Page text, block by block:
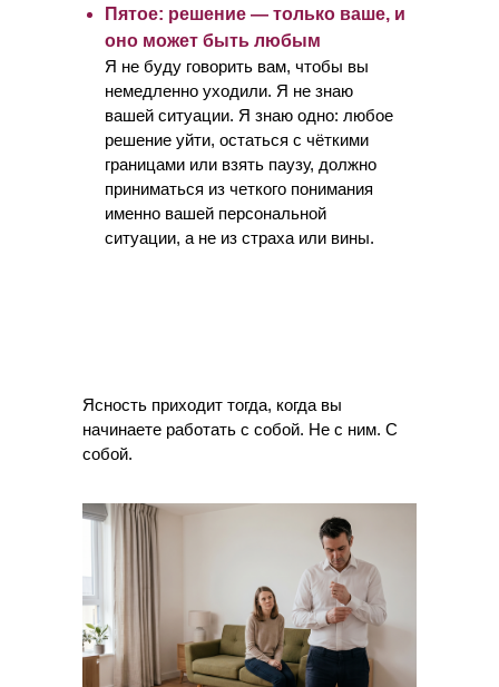
Пятое: решение — только ваше, и
оно может быть любым
Я не буду говорить вам, чтобы вы
немедленно уходили. Я не знаю
вашей ситуации. Я знаю одно: любое
решение уйти, остаться с чёткими
границами или взять паузу, должно
приниматься из четкого понимания
именно вашей персональной
ситуации, а не из страха или вины.
Ясность приходит тогда, когда вы
начинаете работать с собой. Не с ним. С
собой.